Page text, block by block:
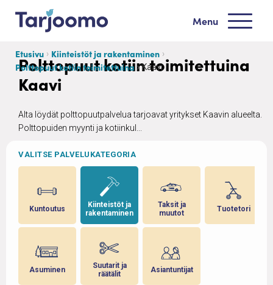
Siirry sisältöön
Menu
Etusivu
Kiinteistöt ja rakentaminen
Polttopuut kotiin toimitettuina
Kaavi
Polttopuut kotiin toimitettuina
Kaavi
Alta löydät polttopuutpalvelua tarjoavat yritykset Kaavin alueelta.
Polttopuiden myynti ja kotiinkul...
VALITSE PALVELUKATEGORIA
Kuntoutus
Asuminen
Kiinteistöt ja
rakentaminen
Suutarit ja
räätälit
Taksit ja
muutot
Asiantuntijat
Tuotetori